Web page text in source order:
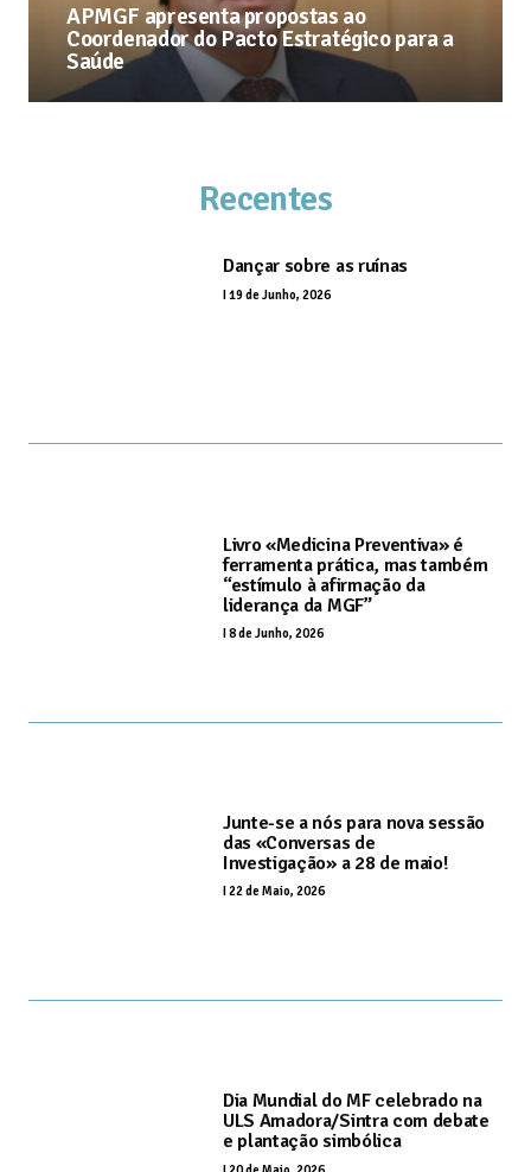
APMGF apresenta propostas ao
Coordenador do Pacto Estratégico para a
Saúde
Recentes
Dançar sobre as ruínas
I19 de Junho, 2026
Livro «Medicina Preventiva» é
ferramenta prática, mas também
“estímulo à afirmação da
liderança da MGF”
I8 de Junho, 2026
Junte-se a nós para nova sessão
das «Conversas de
Investigação» a 28 de maio!
22 de Maio, 2026
Dia Mundial do MF celebrado na
ULS Amadora/Sintra com debate
e plantação simbólica